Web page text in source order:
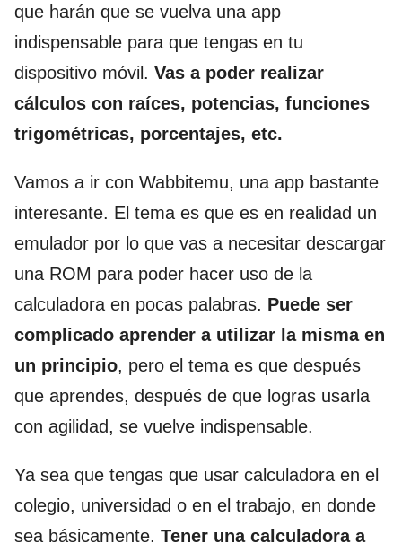
que harán que se vuelva una app
indispensable para que tengas en tu
dispositivo móvil. Vas a poder realizar
cálculos con raíces, potencias, funciones
trigométricas, porcentajes, etc.
Vamos a ir con Wabbitemu, una app bastante
interesante. El tema es que es en realidad un
emulador por lo que vas a necesitar descargar
una ROM para poder hacer uso de la
calculadora en pocas palabras. Puede ser
complicado aprender a utilizar la misma en
un principio, pero el tema es que después
que aprendes, después de que logras usarla
con agilidad, se vuelve indispensable.
Ya sea que tengas que usar calculadora en el
colegio, universidad o en el trabajo, en donde
sea básicamente. Tener una calculadora a